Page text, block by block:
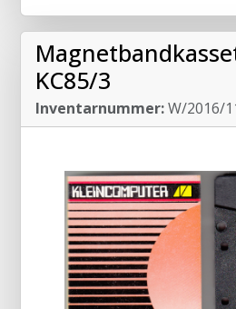
KC85/3
Inventarnummer:W/2016/